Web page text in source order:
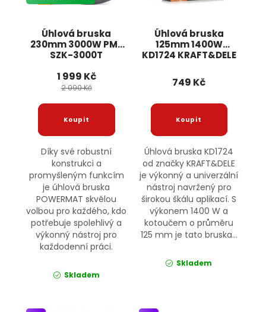
Úhlová bruska
230mm 3000W PM-
SZK-3000T
1 999 Kč
2 090 Kč
Díky své robustní
konstrukci a
promyšleným funkcím
je úhlová bruska
POWERMAT skvělou
volbou pro každého, kdo
potřebuje spolehlivý a
výkonný nástroj pro
každodenní práci.
Skladem
Úhlová bruska
125mm 1400W
KD1724 KRAFT&DELE
749 Kč
Úhlová bruska KD1724
od značky KRAFT&DELE
je výkonný a univerzální
nástroj navržený pro
širokou škálu aplikací. S
výkonem 1400 W a
kotoučem o průměru
125 mm je tato bruska...
Skladem